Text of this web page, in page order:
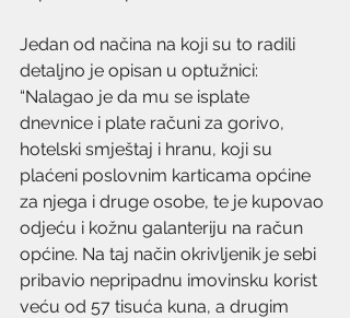
Jedan od načina na koji su to radili
detaljno je opisan u optužnici:
“Nalagao je da mu se isplate
dnevnice i plate računi za gorivo,
hotelski smještaj i hranu, koji su
plaćeni poslovnim karticama općine
za njega i druge osobe, te je kupovao
odjeću i kožnu galanteriju na račun
općine. Na taj način okrivljenik je sebi
pribavio nepripadnu imovinsku korist
veću od 57 tisuća kuna, a drugim